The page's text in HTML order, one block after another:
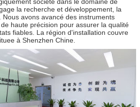
la recherche et développement, la
avons avancé des instruments
haute précision pour assurer la qualité
fiables. La région d'installation couvre
à Shenzhen Chine.